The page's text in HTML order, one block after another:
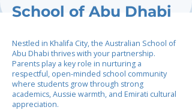
School of Abu Dhabi
Nestled in Khalifa City, the Australian School of
Abu Dhabi thrives with your partnership.
Parents play a key role in nurturing a
respectful, open-minded school community
where students grow through strong
academics, Aussie warmth, and Emirati cultural
appreciation.